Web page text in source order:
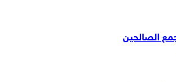
الصالحين